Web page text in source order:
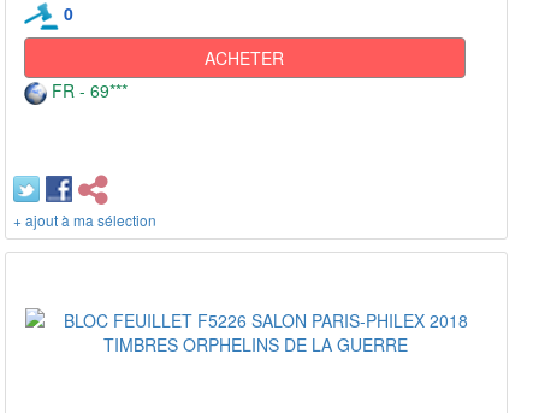
0
ACHETER
FR - 69***
+ ajout à ma sélection